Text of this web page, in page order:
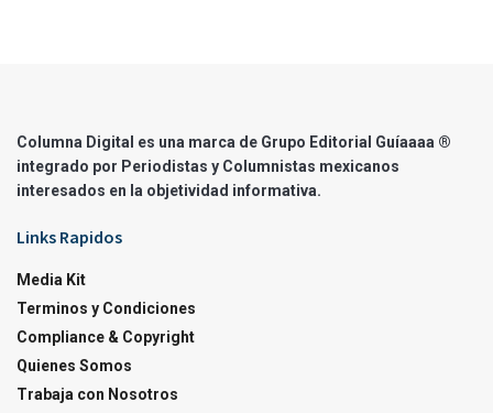
Columna Digital es una marca de Grupo Editorial Guíaaaa ®
integrado por Periodistas y Columnistas mexicanos
interesados en la objetividad informativa.
Links Rapidos
Media Kit
Terminos y Condiciones
Compliance & Copyright
Quienes Somos
Trabaja con Nosotros